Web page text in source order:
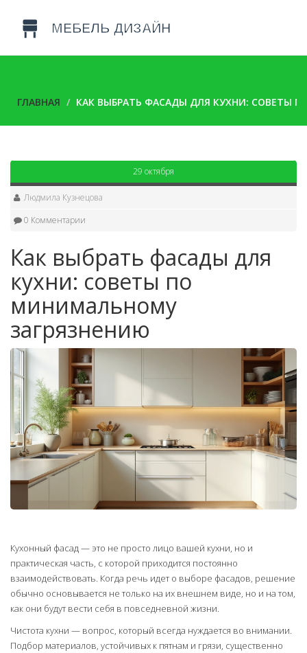
ГЛАВНАЯ КАК ВЫБРАТЬ ФАСАДЫ ДЛЯ КУХНИ: СОВЕТЫ
29 октября
Людмила Кузнецова
0 Комментарии
Как выбрать фасады для
кухни: советы по
минимальному
загрязнению
Кухонный фасад — это не просто лицо вашей кухни, но и
практическая часть, с которой приходится постоянно
взаимодействовать. Когда речь идет о выборе фасадов, решение
обычно основывается не только на их внешнем виде, но и на том,
как они будут вести себя в повседневной жизни.
Чистота кухни — вопрос, который всегда нуждается во внимании.
Подбор материалов, устойчивых к пятнам и грязи, существенно